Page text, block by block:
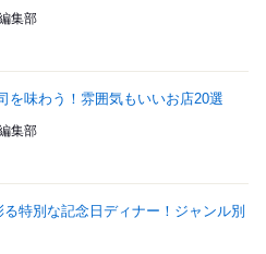
集部
を味わう！雰囲気もいいお店20選
集部
る特別な記念日ディナー！ジャンル別